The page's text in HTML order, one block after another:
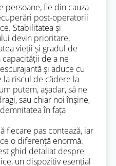
persoane, fie din cauza
post-operatorii
Stabilitatea și
devin prioritare,
vieții și gradul de
de a ne
și aduce cu
riscul de cădere la
putem, așadar, să ne
sau chiar noi înșine,
în fața
fiecare pas contează, iar
o diferență enormă.
ghid detaliat despre
un dispozitiv esențial